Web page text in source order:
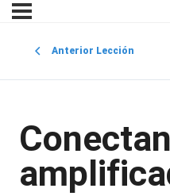
Anterior Lección